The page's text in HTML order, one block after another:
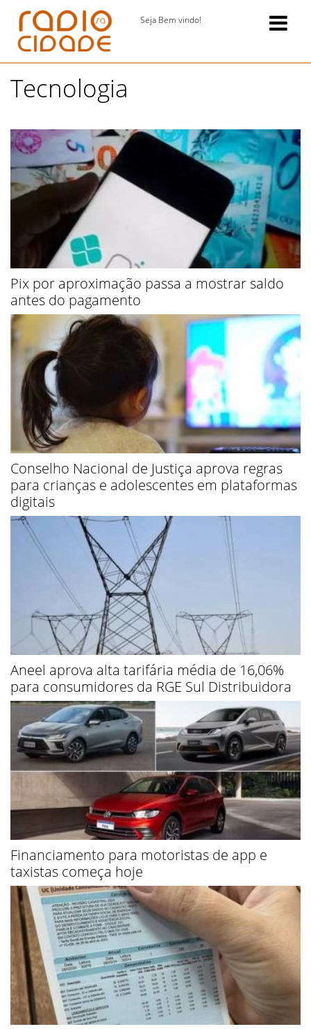
Seja Bem vindo!
Tecnologia
Pix por aproximação passa a mostrar saldo
antes do pagamento
Conselho Nacional de Justiça aprova regras
para crianças e adolescentes em plataformas
digitais
Aneel aprova alta tarifária média de 16,06%
para consumidores da RGE Sul Distribuidora
Financiamento para motoristas de app e
taxistas começa hoje